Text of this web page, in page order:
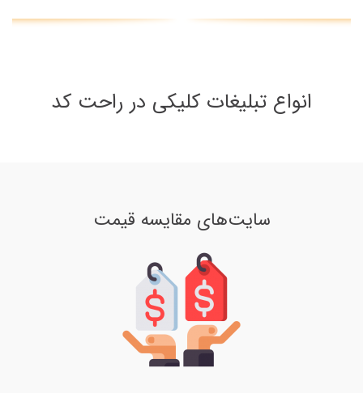
انواع تبلیغات کلیکی در راحت کد
سایت‌های مقایسه قیمت